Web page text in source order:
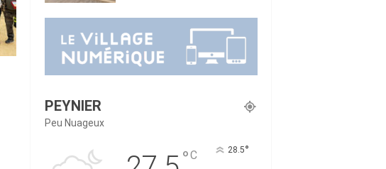
PEYNIER
Peu Nuageux
°C 28.5°